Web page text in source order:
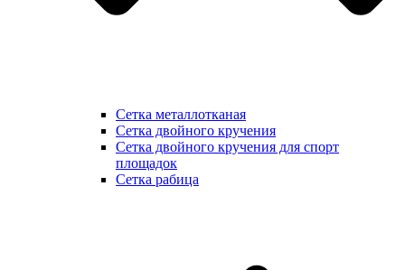
Сетка металлотканая
Сетка двойного кручения
Сетка двойного кручения для спорт
площадок
Сетка рабица